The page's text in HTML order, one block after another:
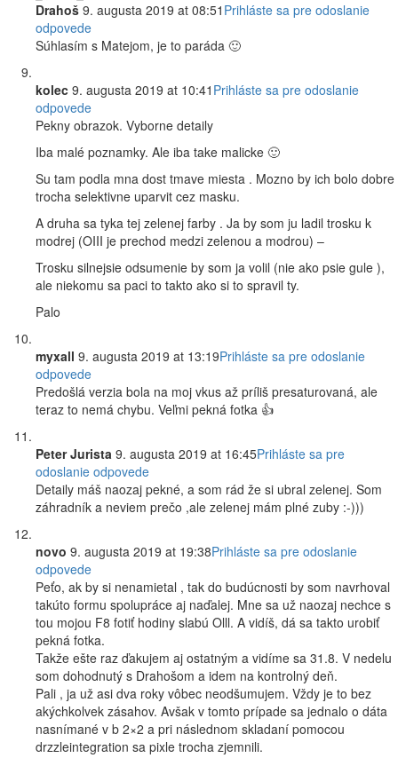
Drahoš 9. augusta 2019 at 08:51 Prihláste sa pre odoslanie
odpovede
Súhlasím s Matejom, je to paráda 🙂
kolec 9. augusta 2019 at 10:41 Prihláste sa pre odoslanie
odpovede
Pekny obrazok. Vyborne detaily
Iba malé poznamky. Ale iba take malicke 🙂
Su tam podla mna dost tmave miesta . Mozno by ich bolo dobre
trocha selektivne uparvit cez masku.
A druha sa tyka tej zelenej farby . Ja by som ju ladil trosku k
modrej (OIII je prechod medzi zelenou a modrou) –
Trosku silnejsie odsumenie by som ja volil (nie ako psie gule ),
ale niekomu sa paci to takto ako si to spravil ty.
Palo
myxall 9. augusta 2019 at 13:19Prihláste sa pre odoslanie
odpovede
Predošlá verzia bola na moj vkus až príliš presaturovaná, ale
teraz to nemá chybu. Veľmi pekná fotka 👍
Peter Jurista 9. augusta 2019 at 16:45Prihláste sa pre
odoslanie odpovede
Detaily máš naozaj pekné, a som rád že si ubral zelenej. Som
záhradník a neviem prečo ,ale zelenej mám plné zuby :-)))
novo 9. augusta 2019 at 19:38Prihláste sa pre odoslanie
odpovede
Peťo, ak by si nenamietal , tak do budúcnosti by som navrhoval
takúto formu spolupráce aj naďalej. Mne sa už naozaj nechce s
tou mojou F8 fotiť hodiny slabú Olll. A vidíš, dá sa takto urobiť
pekná fotka.
Takže ešte raz ďakujem aj ostatným a vidíme sa 31.8. V nedelu
som dohodnutý s Drahošom a idem na kontrolný deň.
Pali , ja už asi dva roky vôbec neodšumujem. Vždy je to bez
akýchkolvek zásahov. Avšak v tomto prípade sa jednalo o dáta
nasnímané v b 2×2 a pri následnom skladaní pomocou
drzzleintegration sa pixle trocha zjemnili.